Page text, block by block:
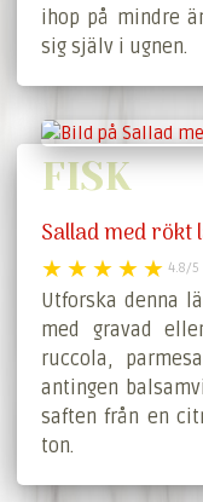
ihop på mindre
sig själv i ugnen.
FISK
Sallad med rökt
4.8/5
Utforska denna
med gravad
ruccola,
antingen
saften från en
ton.